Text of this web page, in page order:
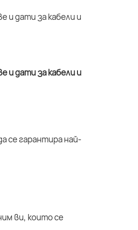
се гарантира най-
ви, които се